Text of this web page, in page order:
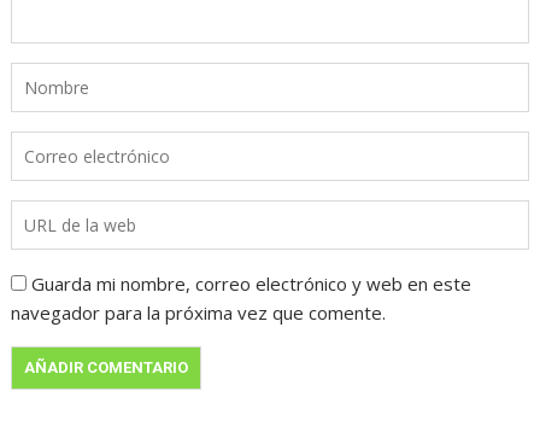
Guarda mi nombre, correo electrónico y web en este
navegador para la próxima vez que comente.